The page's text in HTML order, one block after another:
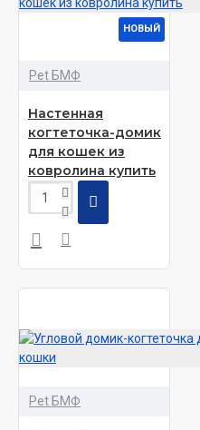
НОВЫЙ
Pet БМФ
Настенная
когтеточка-домик
для кошек из
ковролина купить
Pet БМФ